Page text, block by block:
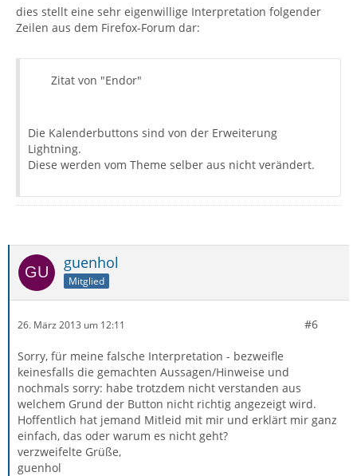
dies stellt eine sehr eigenwillige Interpretation folgender
Zeilen aus dem Firefox-Forum dar:
Zitat von "Endor"
Die Kalenderbuttons sind von der Erweiterung
Lightning.
Diese werden vom Theme selber aus nicht verändert.
guenhol
Mitglied
26. März 2013 um 12:11 #6
Sorry, für meine falsche Interpretation - bezweifle
keinesfalls die gemachten Aussagen/Hinweise und
nochmals sorry: habe trotzdem nicht verstanden aus
welchem Grund der Button nicht richtig angezeigt wird.
Hoffentlich hat jemand Mitleid mit mir und erklärt mir ganz
einfach, das oder warum es nicht geht?
verzweifelte Grüße,
guenhol